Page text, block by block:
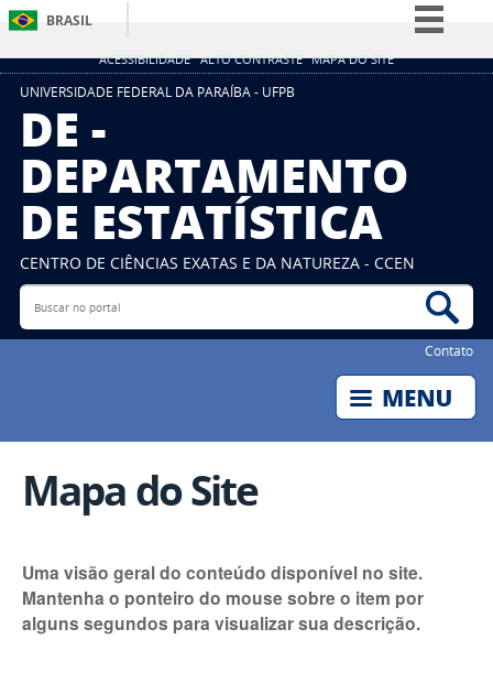
ACESSIBILIDADE ALTO CONTRASTE MAPA DO SITE
BRASIL
Simplifique!
Acesso à informação
Legislação
Canais
UNIVERSIDADE FEDERAL DA PARAÍBA - UFPB
DE -
DEPARTAMENTO
DE ESTATÍSTICA
CENTRO DE CIÊNCIAS EXATAS E DA NATUREZA - CCEN
Buscar no portal
Contato
Mapa do Site
Uma visão geral do conteúdo disponível no site.
Mantenha o ponteiro do mouse sobre o item por
alguns segundos para visualizar sua descrição.